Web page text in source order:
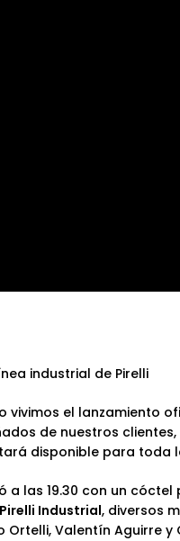
industrial de Pirelli
vivimos el lanzamiento
de nuestros
disponible para toda
a las 19.30 con un
Pirelli Industrial, diversos
Ortelli, Valentín Aguirre y